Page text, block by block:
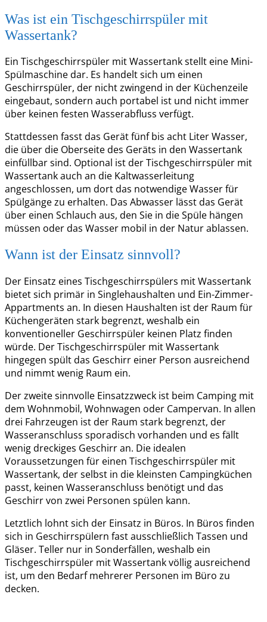
Was ist ein Tischgeschirrspüler mit
Wassertank?
Ein Tischgeschirrspüler mit Wassertank stellt eine Mini-
Spülmaschine dar. Es handelt sich um einen
Geschirrspüler, der nicht zwingend in der Küchenzeile
eingebaut, sondern auch portabel ist und nicht immer
über keinen festen Wasserabfluss verfügt.
Stattdessen fasst das Gerät fünf bis acht Liter Wasser,
die über die Oberseite des Geräts in den Wassertank
einfüllbar sind. Optional ist der Tischgeschirrspüler mit
Wassertank auch an die Kaltwasserleitung
angeschlossen, um dort das notwendige Wasser für
Spülgänge zu erhalten. Das Abwasser lässt das Gerät
über einen Schlauch aus, den Sie in die Spüle hängen
müssen oder das Wasser mobil in der Natur ablassen.
Wann ist der Einsatz sinnvoll?
Der Einsatz eines Tischgeschirrspülers mit Wassertank
bietet sich primär in Singlehaushalten und Ein-Zimmer-
Appartments an. In diesen Haushalten ist der Raum für
Küchengeräten stark begrenzt, weshalb ein
konventioneller Geschirrspüler keinen Platz finden
würde. Der Tischgeschirrspüler mit Wassertank
hingegen spült das Geschirr einer Person ausreichend
und nimmt wenig Raum ein.
Der zweite sinnvolle Einsatzzweck ist beim Camping mit
dem Wohnmobil, Wohnwagen oder Campervan. In allen
drei Fahrzeugen ist der Raum stark begrenzt, der
Wasseranschluss sporadisch vorhanden und es fällt
wenig dreckiges Geschirr an. Die idealen
Voraussetzungen für einen Tischgeschirrspüler mit
Wassertank, der selbst in die kleinsten Campingküchen
passt, keinen Wasseranschluss benötigt und das
Geschirr von zwei Personen spülen kann.
Letztlich lohnt sich der Einsatz in Büros. In Büros finden
sich in Geschirrspülern fast ausschließlich Tassen und
Gläser. Teller nur in Sonderfällen, weshalb ein
Tischgeschirrspüler mit Wassertank völlig ausreichend
ist, um den Bedarf mehrerer Personen im Büro zu
decken.